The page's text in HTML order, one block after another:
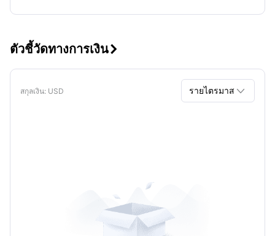
ตัวชี้วัดทางการเงิน
สกุลเงิน: USD รายไตรมาส 